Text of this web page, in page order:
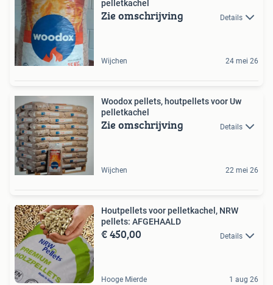
pelletkachel
Zie omschrijving Details
Wijchen 24 mei 26
Woodox pellets, houtpellets voor Uw
pelletkachel
Zie omschrijving Details
Wijchen 22 mei 26
Houtpellets voor pelletkachel, NRW
pellets: AFGEHAALD
€ 450,00 Details
Hooge Mierde 1 aug 26